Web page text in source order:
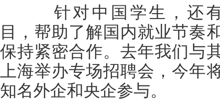
针对中国学生，还有
目，帮助了解国内就业节奏
保持紧密合作。去年我们与
上海举办专场招聘会，今年
知名外企和央企参与。